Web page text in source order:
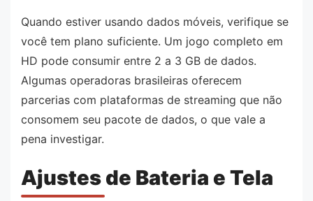
Quando estiver usando dados móveis, verifique se
você tem plano suficiente. Um jogo completo em
HD pode consumir entre 2 a 3 GB de dados.
Algumas operadoras brasileiras oferecem
parcerias com plataformas de streaming que não
consomem seu pacote de dados, o que vale a
pena investigar.
Ajustes de Bateria e Tela